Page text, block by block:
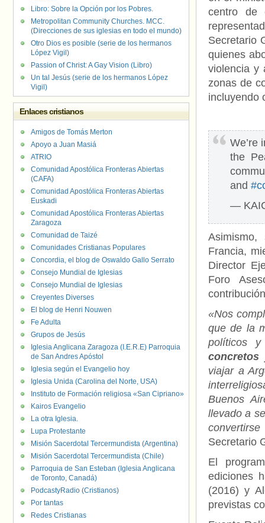
centro de
Secretario
quienes
violencia y
zonas de
incluyendo
We’re
the
and
—
Asimismo,
Francia,
Director
Foro
«Nos
que de la
políticos
concretos
viajar a
Buenos
llevado a
Secretario
El
ediciones
(2016) y
previstas
Libro: Sobre la Opción por los Pobres.
Metropolitan Community Churches. MCC.
(Direcciones de sus iglesias en todo el mundo)
Otro Dios es posible (serie de los hermanos
López Vigil)
Passion of Christ: A Gay Vision (Libro)
Un tal Jesús (serie de los hermanos López
Vigil)
Enlaces cristianos
Amigos de Tomás Merton
Apoyo a Juan Masiá
ATRIO
Comunidad Apostólica Fronteras Abiertas
(CAFA)
Comunidad Apostólica Fronteras Abiertas
Euskadi
Comunidad Apostólica Fronteras Abiertas
Zaragoza
Comunidad de Taizé
Comunidades Cristianas Populares
Concordia, el blog de Oswaldo Gallo Serrato
Consejo Mundial de Iglesias
Consejo Mundial de Iglesias
Creyentes Diverses
El blog de Henri Nouwen
Fe Adulta
Grupos de Jesús
Iglesia Anglicana Zaragoza (I.E.R.E) Parroquia
de San Andres Apóstol
Iglesia según el Evangelio hoy
Iglesia Unida (Carolina del Norte, USA)
Instituto de Formación religiosa «San Cipriano»
Kairos Evangelio
La otra Iglesia.
Lupa Protestante
Misión Sacerdotal Tercermundista (Argentina)
Misión Sacerdotal Tercermundista (Chile)
Parroquia de San Esteban (Iglesia Anglicana
de Toronto, Canadá)
PodcastyRadio (Cristianos)
Por tantas
Redes Cristianas